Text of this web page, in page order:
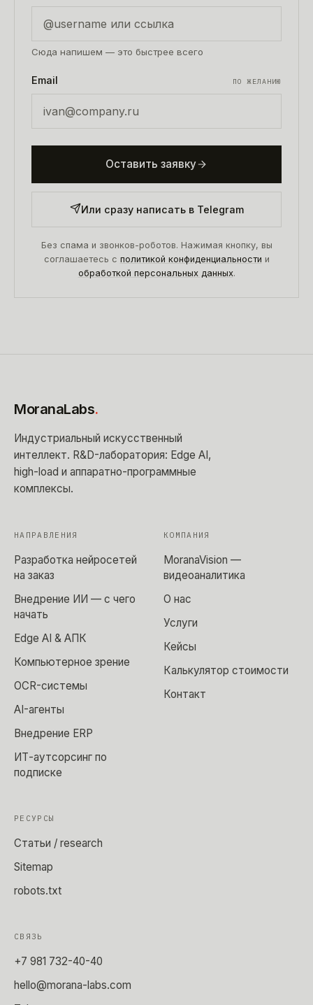
Сюда напишем — это быстрее всего
Email ПО ЖЕЛАНИЮ
Оставить заявку
Или сразу написать в Telegram
Без спама и звонков-роботов. Нажимая кнопку, вы
соглашаетесь с политикой конфиденциальности и
обработкой персональных данных.
MoranaLabs.
Индустриальный искусственный
интеллект. R&D-лаборатория: Edge AI,
high-load и аппаратно-программные
комплексы.
НАПРАВЛЕНИЯ
Разработка нейросетей
на заказ
Внедрение ИИ — с чего
начать
Edge AI & АПК
Компьютерное зрение
OCR-системы
AI-агенты
Внедрение ERP
ИТ-аутсорсинг по
подписке
КОМПАНИЯ
MoranaVision —
видеоаналитика
О нас
Услуги
Кейсы
Калькулятор стоимости
Контакт
РЕСУРСЫ
Статьи / research
Sitemap
robots.txt
СВЯЗЬ
+7 981 732-40-40
hello@morana-labs.com